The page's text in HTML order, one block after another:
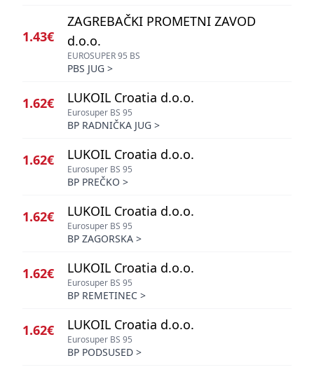
1.43€
ZAGREBAČKI PROMETNI ZAVOD
d.o.o.
EUROSUPER 95 BS
PBS JUG >
1.62€ LUKOIL Croatia d.o.o.
Eurosuper BS 95
BP RADNIČKA JUG >
1.62€ LUKOIL Croatia d.o.o.
Eurosuper BS 95
BP PREČKO >
1.62€ LUKOIL Croatia d.o.o.
Eurosuper BS 95
BP ZAGORSKA >
1.62€ LUKOIL Croatia d.o.o.
Eurosuper BS 95
BP REMETINEC >
1.62€ LUKOIL Croatia d.o.o.
Eurosuper BS 95
BP PODSUSED >